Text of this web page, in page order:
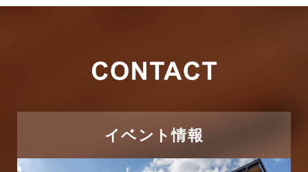
つくばエクスプレス線
ピアラシティ店-ブログ
2025年11月
イベント情報